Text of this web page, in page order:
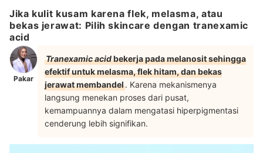
Jika kulit kusam karena flek, melasma, atau
bekas jerawat: Pilih skincare dengan tranexamic
acid
Pakar
Tranexamic acidbekerja pada melanosit sehingga
efektif untuk melasma, flek hitam, dan bekas
jerawat membandel. Karena mekanismenya
langsung menekan proses dari pusat,
kemampuannya dalam mengatasi hiperpigmentasi
cenderung lebih signifikan.